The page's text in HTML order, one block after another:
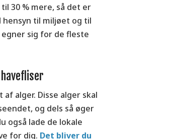
30 % mere, så det er
til miljøet og til
sig for de fleste
alger. Disse alger skal
og dels så øger
også lade de lokale
for dig. Det bliver du